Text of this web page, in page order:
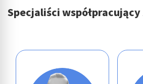
Specjaliści